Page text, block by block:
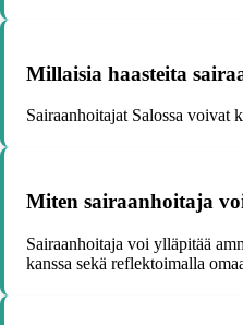
Millaisia haasteita
Sairaanhoitajat Salossa voivat
Miten sairaanhoitaja
Sairaanhoitaja voi ylläpitää
kanssa sekä reflektoimalla